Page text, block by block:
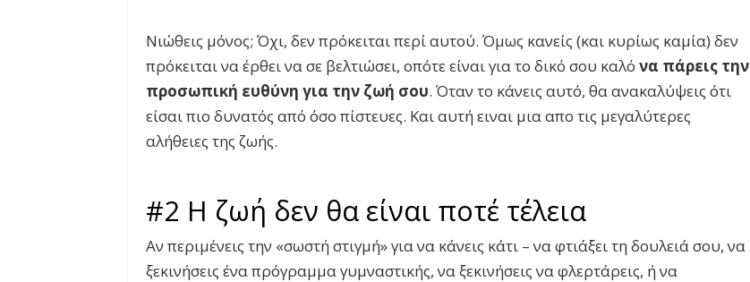
Νιώθεις μόνος; Όχι, δεν πρόκειται περί αυτού. Όμως κανείς (και κυρίως καμία) δεν
πρόκειται να έρθει να σε βελτιώσει, οπότε είναι για το δικό σου καλό να πάρεις την
προσωπική ευθύνη για την ζωή σου. Όταν το κάνεις αυτό, θα ανακαλύψεις ότι
είσαι πιο δυνατός από όσο πίστευες. Και αυτή ειναι μια απο τις μεγαλύτερες
αλήθειες της ζωής.
#2 Η ζωή δεν θα είναι ποτέ τέλεια
Αν περιμένεις την «σωστή στιγμή» για να κάνεις κάτι – να φτιάξει τη δουλειά σου, να
ξεκινήσεις ένα πρόγραμμα γυμναστικής, να ξεκινήσεις να φλερτάρεις, ή να